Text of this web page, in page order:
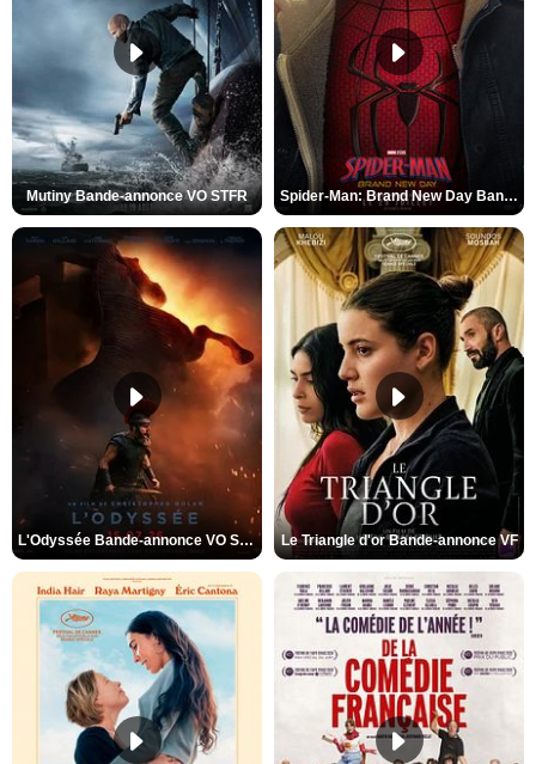
Mutiny Bande-annonce VO STFR Spider-Man: Brand New Day Bande-annonce VO STFR
L'Odyssée Bande-annonce VO STFR Le Triangle d'or Bande-annonce VF